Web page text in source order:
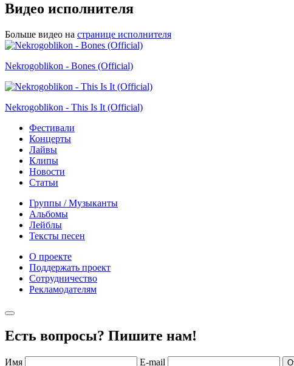
Видео исполнителя
Больше видео на странице исполнителя
Nekrogoblikon - Bones (Official)
Nekrogoblikon - This Is It (Official)
Фестивали
Концерты
Лайвы
Клипы
Новости
Статьи
Группы / Музыканты
Альбомы
Лейблы
Тексты песен
О проекте
Поддержать проект
Сотрудничество
Рекламодателям
Есть вопросы? Пишите нам!
Имя E-mail